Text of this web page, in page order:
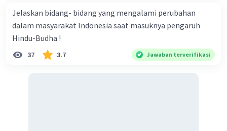
Jelaskan bidang- bidang yang mengalami perubahan
dalam masyarakat Indonesia saat masuknya pengaruh
Hindu-Budha !
37 3.7 Jawaban terverifikasi